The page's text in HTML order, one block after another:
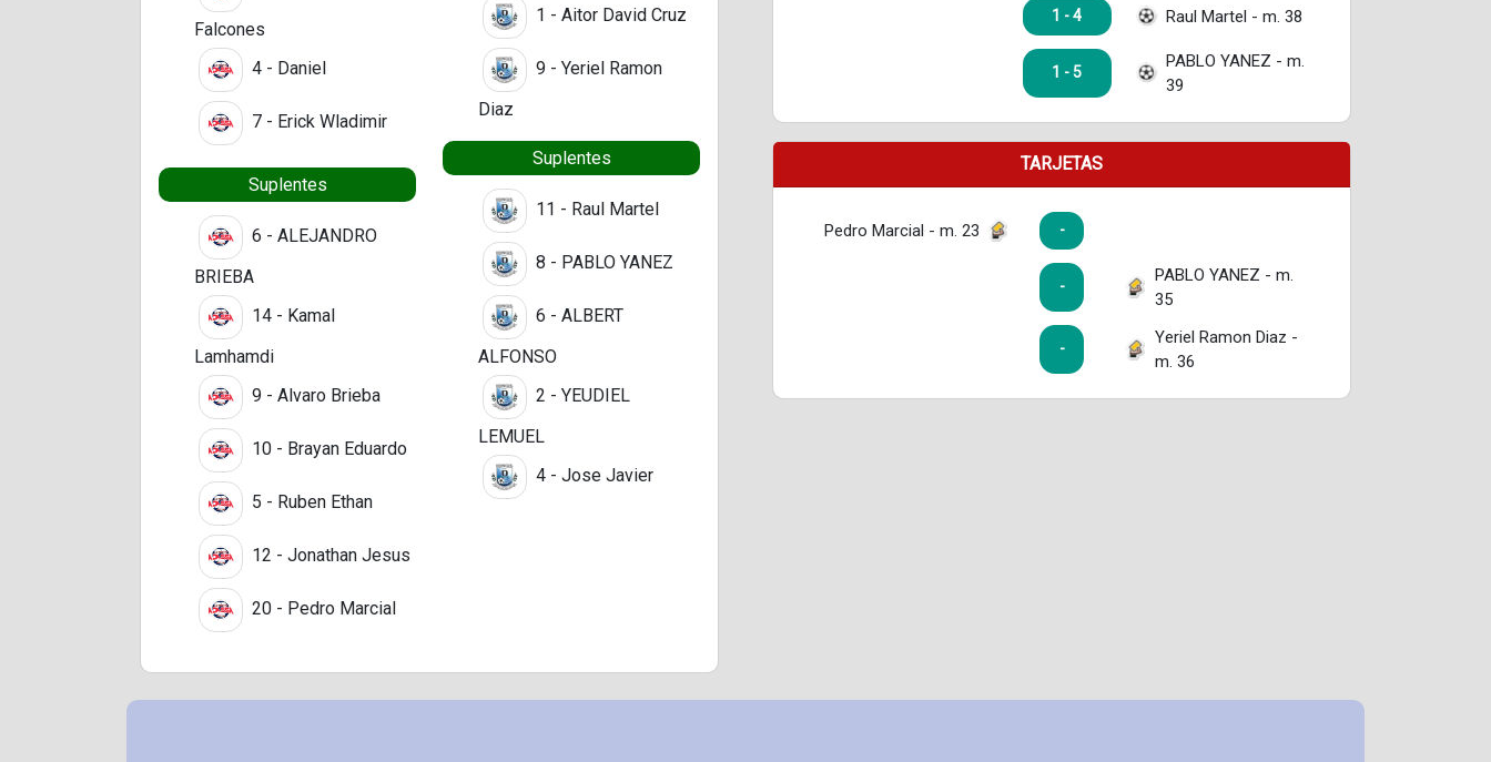
Falcones
4 - Daniel
7 - Erick Wladimir
Suplentes
6 - ALEJANDRO
BRIEBA
14 - Kamal
Lamhamdi
9 - Alvaro Brieba
10 - Brayan Eduardo
5 - Ruben Ethan
12 - Jonathan Jesus
20 - Pedro Marcial
1 - Aitor David Cruz
9 - Yeriel Ramon
Diaz
Suplentes
11 - Raul Martel
8 - PABLO YANEZ
6 - ALBERT
ALFONSO
2 - YEUDIEL
LEMUEL
4 - Jose Javier
1 - 4 Raul Martel - m. 38
1 - 5
PABLO YANEZ - m.
39
TARJETAS
Pedro Marcial - m. 23 -
-
PABLO YANEZ - m.
35
-
Yeriel Ramon Diaz -
m. 36